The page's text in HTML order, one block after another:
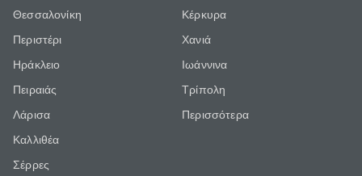
Θεσσαλονίκη
Περιστέρι
Ηράκλειο
Πειραιάς
Λάρισα
Καλλιθέα
Σέρρες
Κέρκυρα
Χανιά
Ιωάννινα
Τρίπολη
Περισσότερα